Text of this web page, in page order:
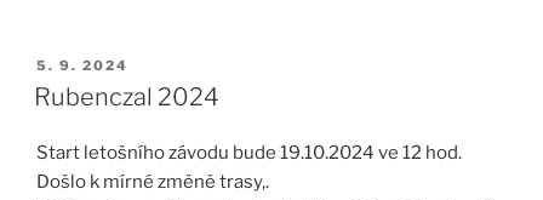
PUBLIKOVÁNO
5. 9. 2024
Rubenczal 2024
Start letošního závodu bude 19.10.2024 ve 12 hod.
Došlo k mírné změně trasy,.